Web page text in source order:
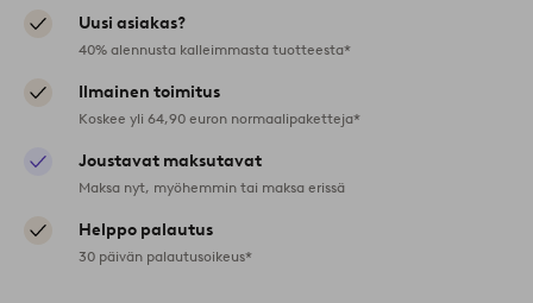
Uusi asiakas?
40% alennusta kalleimmasta tuotteesta*
Ilmainen toimitus
Koskee yli 64,90 euron normaalipaketteja*
Joustavat maksutavat
Maksa nyt, myöhemmin tai maksa erissä
Helppo palautus
30 päivän palautusoikeus*